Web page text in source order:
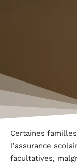
Certaines
l’assurance
facultatives,